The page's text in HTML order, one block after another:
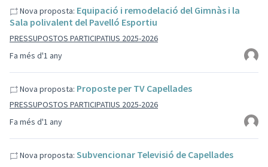
Fa més d'1 any
Nova proposta: Equipació i remodelació del Gimnàs i la
Sala polivalent del Pavelló Esportiu
PRESSUPOSTOS PARTICIPATIUS 2025-2026
Fa més d'1 any
Nova proposta: Proposte per TV Capellades
PRESSUPOSTOS PARTICIPATIUS 2025-2026
Nova proposta: Subvencionar Televisió de Capellades